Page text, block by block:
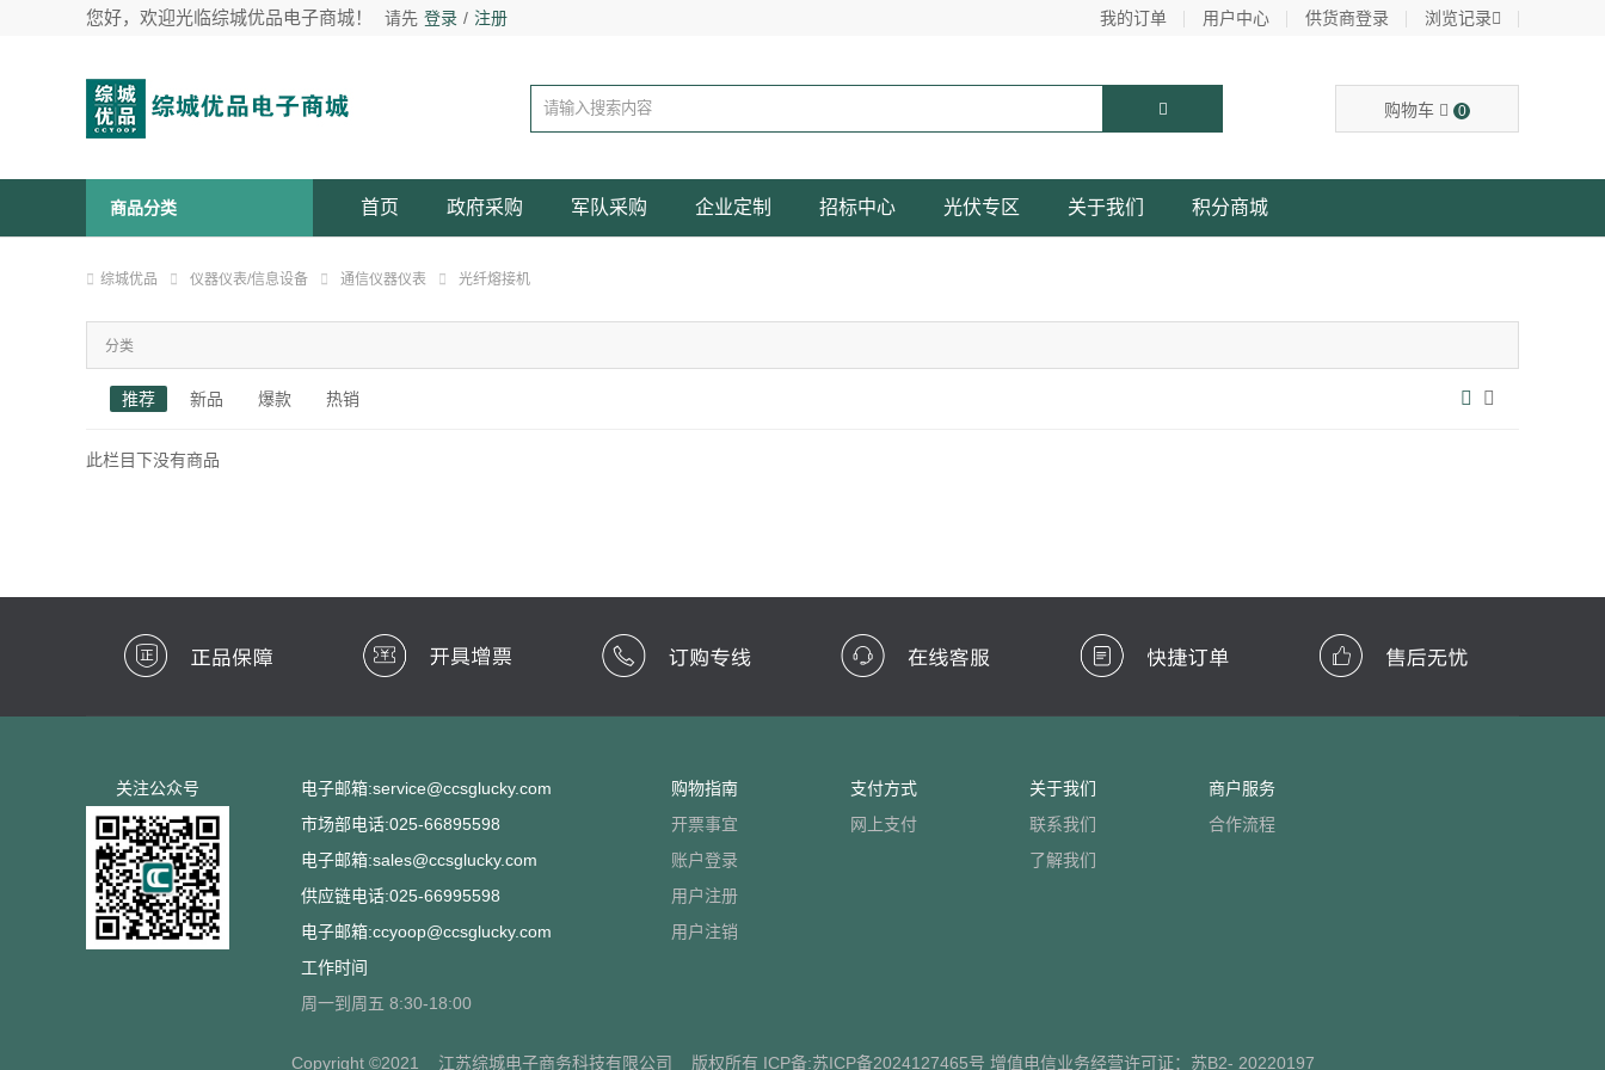
您好，欢迎光临综城优品电子商城！ 请先 登录 / 注册 我的订单 用户中心 供货商登录 浏览记录
购物车 0
商品分类 首页 政府采购 军队采购 企业定制 招标中心 光伏专区 关于我们 积分商城
综城优品 仪器仪表/信息设备 通信仪器仪表 光纤熔接机
分类
推荐 新品 爆款 热销
此栏目下没有商品
关注公众号
电子邮箱:service@ccsglucky.com
市场部电话:025-66895598
电子邮箱:sales@ccsglucky.com
供应链电话:025-66995598
电子邮箱:ccyoop@ccsglucky.com
工作时间
周一到周五 8:30-18:00
购物指南
开票事宜
账户登录
用户注册
用户注销
支付方式
网上支付
关于我们
联系我们
了解我们
商户服务
合作流程
Copyright ©2021 江苏综城电子商务科技有限公司 版权所有 ICP备:苏ICP备2024127465号 增值电信业务经营许可证： 苏B2- 20220197